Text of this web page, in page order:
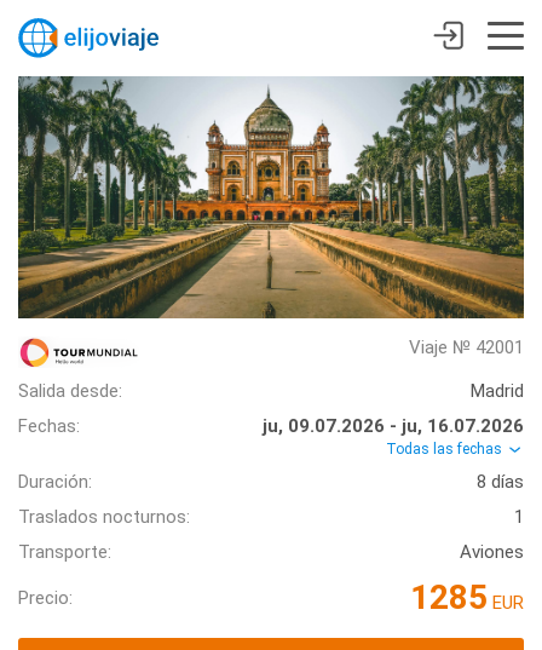
Viaje № 42001
Salida desde:
Madrid
Fechas:
ju, 09.07.2026 - ju, 16.07.2026
Todas las fechas
Duración:
8 días
Traslados nocturnos:
1
Transporte:
Aviones
Precio: 1285 EUR